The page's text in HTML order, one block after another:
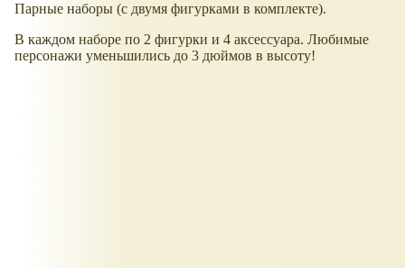
Парные наборы (с двумя фигурками в комплекте).
В каждом наборе по 2 фигурки и 4 аксессуара. Любимые
персонажи уменьшились до 3 дюймов в высоту!